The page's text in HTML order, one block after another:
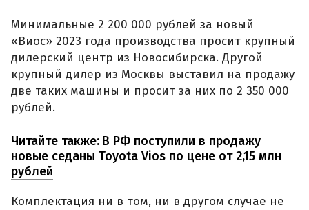
Минимальные 2 200 000 рублей за новый
«Виос» 2023 года производства просит крупный
дилерский центр из Новосибирска. Другой
крупный дилер из Москвы выставил на продажу
две таких машины и просит за них по 2 350 000
рублей.
Читайте также: В РФ поступили в продажу
новые седаны Toyota Vios по цене от 2,15 млн
рублей
Комплектация ни в том, ни в другом случае не